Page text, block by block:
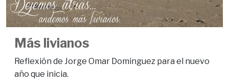
Más livianos
Reflexión de Jorge Omar Dominguez para el nuevo
año que inicia.